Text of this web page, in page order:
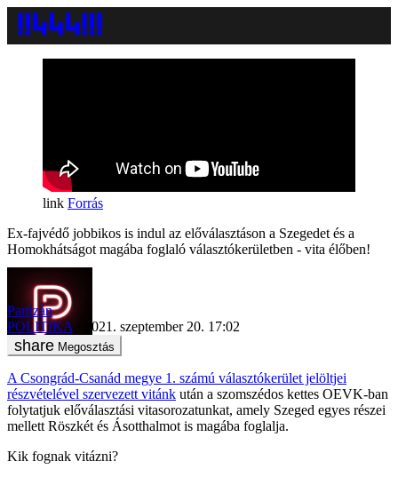
Forrás
Ex-fajvédő jobbikos is indul az előválasztáson a Szegedet és a
Homokhátságot magába foglaló választókerületben - vita élőben!
Partizán
POLITIKA
2021. szeptember 20. 17:02
Megosztás
A Csongrád-Csanád megye 1. számú választókerület jelöltjei
részvételével szervezett vitánk után a szomszédos kettes OEVK-ban
folytatjuk előválasztási vitasorozatunkat, amely Szeged egyes részei
mellett Röszkét és Ásotthalmot is magába foglalja.
Kik fognak vitázni?